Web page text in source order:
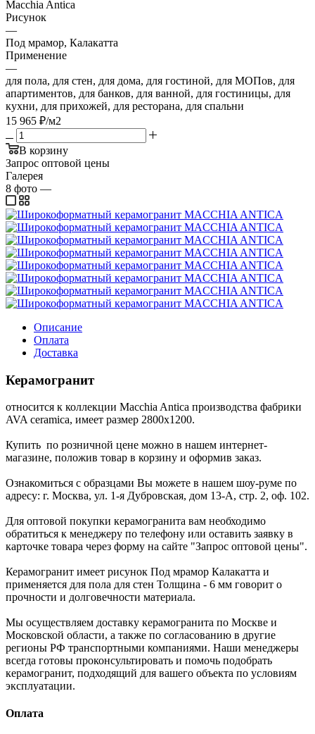
Macchia Antica
Рисунок
—
Под мрамор, Калакатта
Применение
—
для пола, для стен, для дома, для гостиной, для МОПов, для
апартиментов, для банков, для ванной, для гостиницы, для
кухни, для прихожей, для ресторана, для спальни
15 965 ₽/м2
В корзину
Запрос оптовой цены
Галерея
8 фото —
Описание
Оплата
Доставка
Керамогранит
относится к коллекции Macchia Antica производства фабрики
AVA ceramica, имеет размер 2800x1200.
Купить по розничной цене можно в нашем интернет-
магазине, положив товар в корзину и оформив заказ.
Ознакомиться с образцами Вы можете в нашем шоу-руме по
адресу: г. Москва, ул. 1-я Дубровская, дом 13-А, стр. 2, оф. 102.
Для оптовой покупки керамогранита вам необходимо
обратиться к менеджеру по телефону или оставить заявку в
карточке товара через форму на сайте "Запрос оптовой цены".
Керамогранит имеет рисунок Под мрамор Калакатта и
применяется для пола для стен Толщина - 6 мм говорит о
прочности и долговечности материала.
Мы осуществляем доставку керамогранита по Москве и
Московской области, а также по согласованию в другие
регионы РФ транспортными компаниями. Наши менеджеры
всегда готовы проконсультировать и помочь подобрать
керамогранит, подходящий для вашего объекта по условиям
эксплуатации.
Оплата